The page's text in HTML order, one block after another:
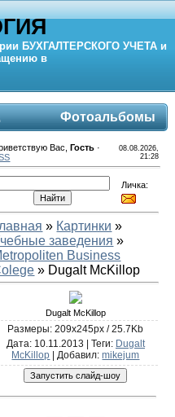
БУХГАЛТЕРСКОГО УЧЕТА и
в
Фотоальбомы
Вас ,Гость ·
08.08.2026,
21:28
Личка:
» Картинки »
заведения »
Business
» Dugalt McKillop
Dugalt McKillop
Размеры: 209x245px / 25.7Kb
Дата: 10.11.2013 | Теги: Dugalt
McKillop |Добавил:mikejum